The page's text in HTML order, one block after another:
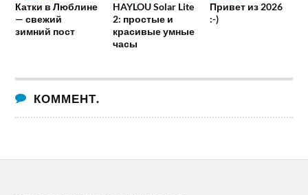
Катки в Люблине
— свежий
зимний пост
HAYLOU Solar Lite
2: простые и
красивые умные
часы
Привет из 2026
:-)
КОММЕНТ.